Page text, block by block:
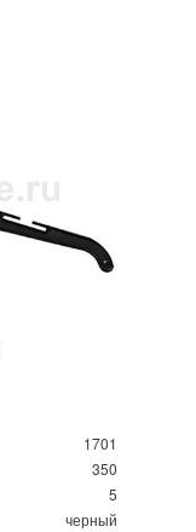
1701
350
5
черный